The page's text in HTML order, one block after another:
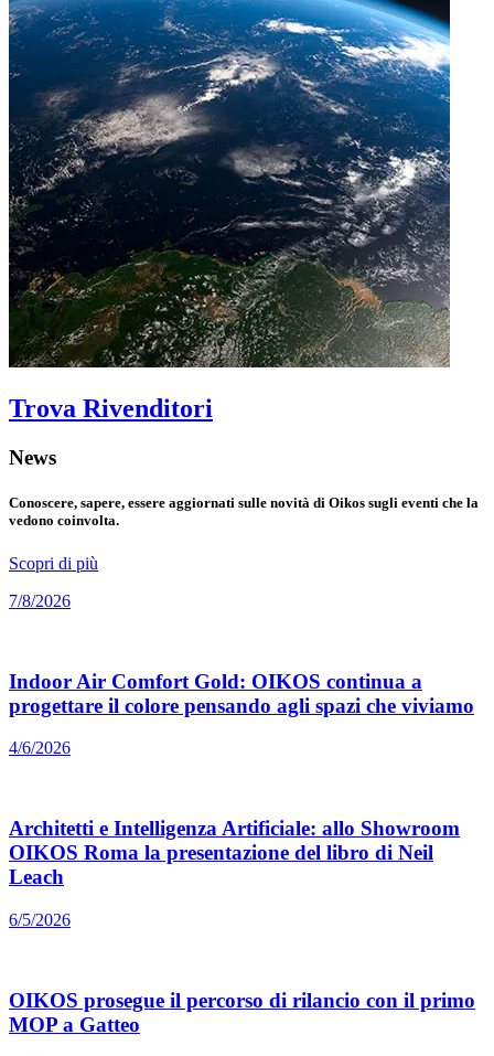
Trova Rivenditori
News
Conoscere, sapere, essere aggiornati sulle novità di Oikos sugli eventi che la
vedono coinvolta.
Scopri di più
7/8/2026
Indoor Air Comfort Gold: OIKOS continua a
progettare il colore pensando agli spazi che viviamo
4/6/2026
Architetti e Intelligenza Artificiale: allo Showroom
OIKOS Roma la presentazione del libro di Neil
Leach
6/5/2026
OIKOS prosegue il percorso di rilancio con il primo
MOP a Gatteo